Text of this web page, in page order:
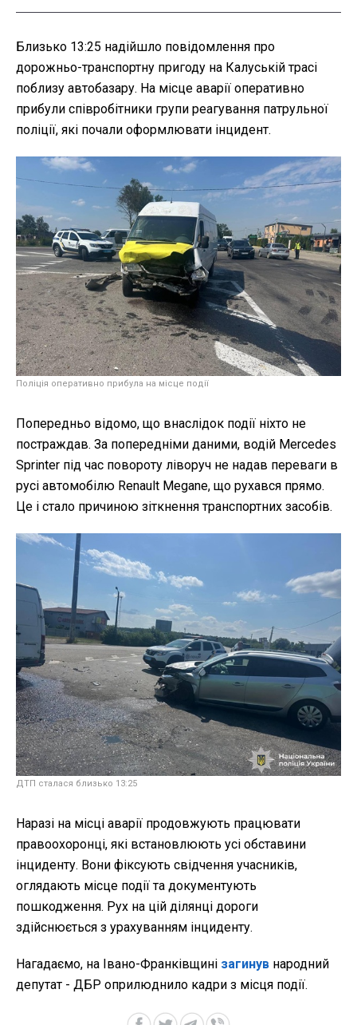
Близько 13:25 надійшло повідомлення про
дорожньо-транспортну пригоду на Калуській трасі
поблизу автобазару. На місце аварії оперативно
прибули співробітники групи реагування патрульної
поліції, які почали оформлювати інцидент.
Поліція оперативно прибула на місце події
Попередньо відомо, що внаслідок події ніхто не
постраждав. За попередніми даними, водій Mercedes
Sprinter під час повороту ліворуч не надав переваги в
русі автомобілю Renault Megane, що рухався прямо.
Це і стало причиною зіткнення транспортних засобів.
ДТП сталася близько 13:25
Наразі на місці аварії продовжують працювати
правоохоронці, які встановлюють усі обставини
інциденту. Вони фіксують свідчення учасників,
оглядають місце події та документують
пошкодження. Рух на цій ділянці дороги
здійснюється з урахуванням інциденту.
Нагадаємо, на Івано-Франківщині загинув народний
депутат - ДБР оприлюднило кадри з місця події.